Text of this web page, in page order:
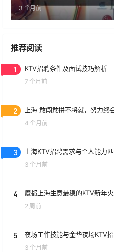
3 个月前
推荐阅读
1 KTV招聘条件及面试技巧解析
7 个月前
2 上海 敢闯敢拼不将就，努力终
4 个月前
3 上海KTV招聘需求与个人能力
3 个月前
4 魔都上海生意最稳的KTV新年
2 周前
5 夜场工作技能与金华夜场KTV
3 个月前